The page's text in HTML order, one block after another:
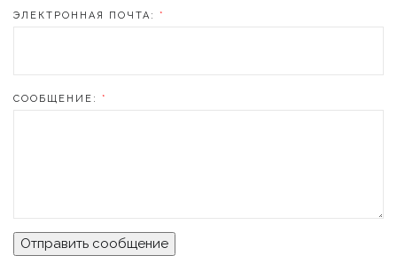
ЭЛЕКТРОННАЯ ПОЧТА: *
СООБЩЕНИЕ: *